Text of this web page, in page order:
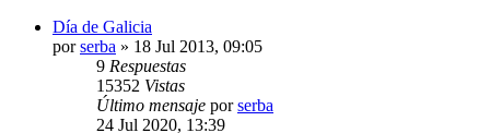
Día de Galicia
porserba » 18 Jul 2013, 09:05
9 Respuestas
15352 Vistas
Último mensaje porserba
24 Jul 2020, 13:39